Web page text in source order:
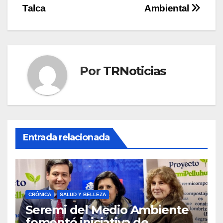
Ambiental
Talca
Por TRNoticias
Entrada relacionada
CRÓNICA SALUD Y BELLEZA
Seremi del Medio Ambiente